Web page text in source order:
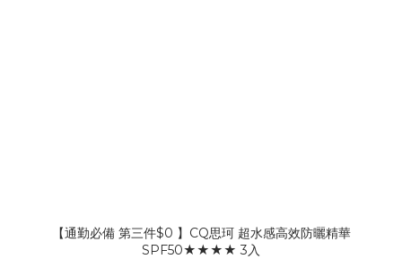
【通勤必備 第三件$0 】CQ思珂 超水感高效防曬精華
SPF50★★★★ 3入